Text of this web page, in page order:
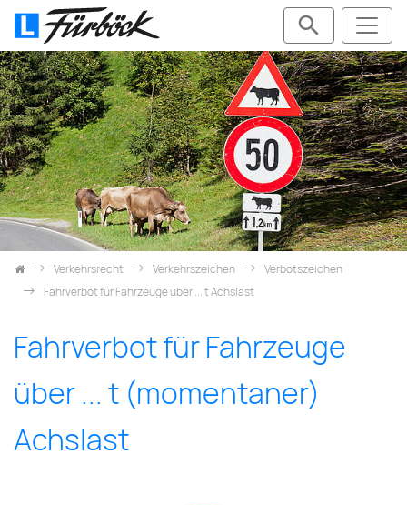
Skip navigation
Verkehrsrecht Verkehrszeichen
Verbotszeichen
Fahrverbot für Fahrzeuge über ... t Achslast
Fahrverbot für Fahrzeuge
über ... t (momentaner)
Achslast